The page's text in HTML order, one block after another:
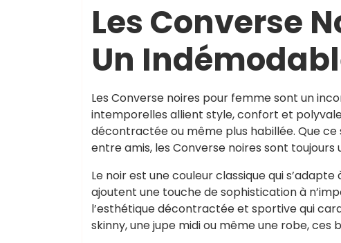
Les Converse
Un
Les Converse noires pour femme sont un
intemporelles allient style, confort et
décontractée ou même plus habillée. Que
entre amis, les Converse noires sont toujours
Le noir est une couleur classique qui
ajoutent une touche de sophistication à
l’esthétique décontractée et sportive qui
skinny, une jupe midi ou même une robe,